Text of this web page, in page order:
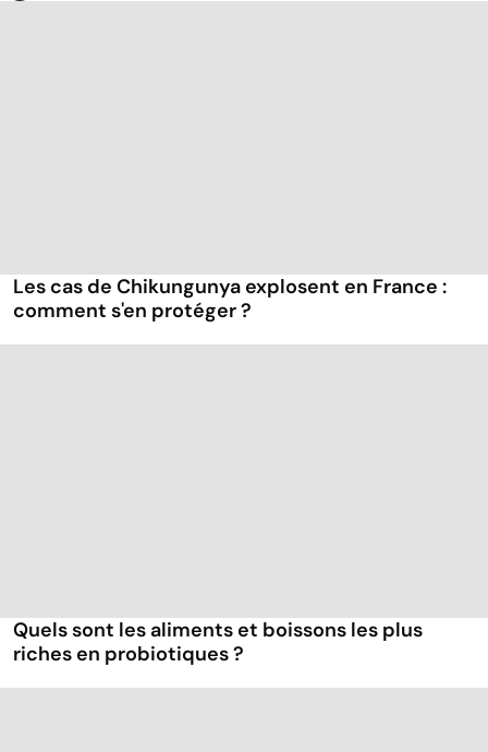
Les cas de Chikungunya explosent en France :
comment s'en protéger ?
Quels sont les aliments et boissons les plus
riches en probiotiques ?